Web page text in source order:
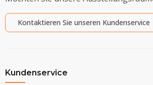
Kontaktieren Sie unseren Kundenservice
Kundenservice